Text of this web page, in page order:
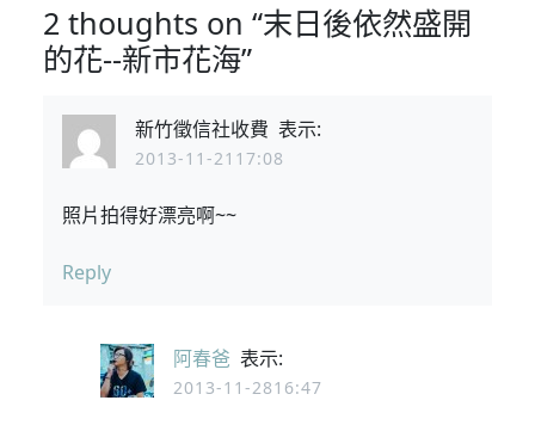
2 thoughts on “末日後依然盛開
的花--新市花海”
新竹徵信社收費 表示:
2013-11-2117:08
照片拍得好漂亮啊~~
Reply
阿春爸 表示:
2013-11-2816:47